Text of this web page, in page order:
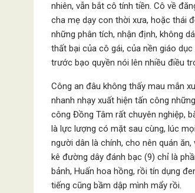
nhiên, vẫn bắt cô tính tiền. Cô về
cha mẹ dạy con thời xưa, hoặc thái
những phân tích, nhận định, không
thất bại của cô gái, của nền giáo
trước bạo quyền nói lên nhiều điều
Công an đâu không thấy mau mắn
nhanh nhạy xuất hiện tấn công
công Đồng Tâm rất chuyên nghiệp,
là lực lượng có mặt sau cùng, lúc
người dân là chính, cho nên quán
kê đường dây đánh bạc (9) chỉ là
bảnh, Huấn hoa hồng, rồi tín dụng
tiếng cũng bầm dập mình mẩy rồi.